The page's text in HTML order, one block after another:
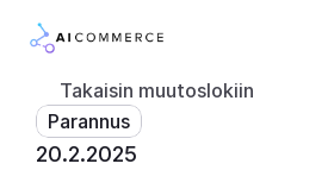
Kumppanit
Takaisin muutoslokiin
Parannus
20.2.2025